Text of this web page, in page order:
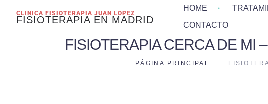
CLINICA FISIOTERAPIA JUAN LOPEZ
FISIOTERAPIA EN MADRID
HOME
CONTACTO
FISIOTERAPIA CERCA DE MI
PÁGINA PRINCIPAL